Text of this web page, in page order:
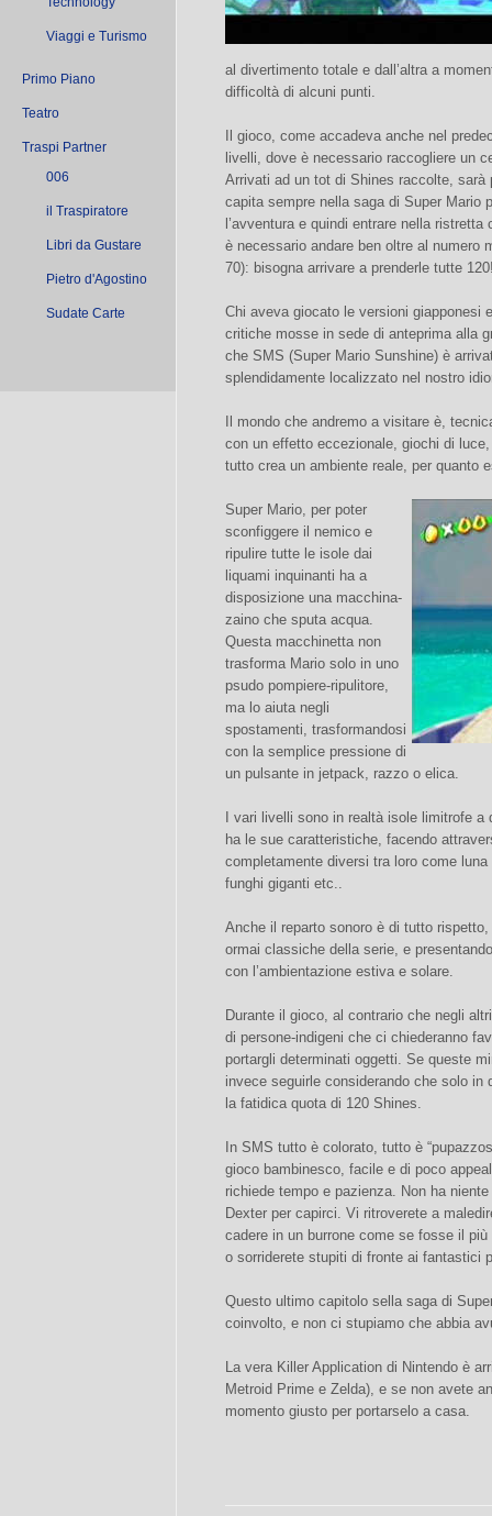
Viaggi e Turismo
Primo Piano
Teatro
Traspi Partner
006
il Traspiratore
Libri da Gustare
Pietro d'Agostino
Sudate Carte
al divertimento totale e dall’altra a
difficoltà di alcuni punti.
Il gioco, come accadeva anche nel
livelli, dove è necessario raccogliere un
Arrivati ad un tot di Shines raccolte,
capita sempre nella saga di Super Mario
l’avventura e quindi entrare nella
è necessario andare ben oltre al numero
70): bisogna arrivare a prenderle tutte
Chi aveva giocato le versioni giapponesi
critiche mosse in sede di anteprima alla
che SMS (Super Mario Sunshine) è
splendidamente localizzato nel nostro
Il mondo che andremo a visitare è,
con un effetto eccezionale, giochi di
tutto crea un ambiente reale, per quanto
Super Mario, per poter
sconfiggere il nemico e
ripulire tutte le isole dai
liquami inquinanti ha a
disposizione una macchina-
zaino che sputa acqua.
Questa macchinetta non
trasforma Mario solo in uno
psudo pompiere-ripulitore,
ma lo aiuta negli
spostamenti, trasformandosi
con la semplice pressione di
un pulsante in jetpack, razzo o elica.
I vari livelli sono in realtà isole limitrofe
ha le sue caratteristiche, facendo
completamente diversi tra loro come
funghi giganti etc..
Anche il reparto sonoro è di tutto
ormai classiche della serie, e
con l’ambientazione estiva e solare.
Durante il gioco, al contrario che negli
di persone-indigeni che ci chiederanno
portargli determinati oggetti. Se queste
invece seguirle considerando che solo in
la fatidica quota di 120 Shines.
In SMS tutto è colorato, tutto è
gioco bambinesco, facile e di poco
richiede tempo e pazienza. Non ha
Dexter per capirci. Vi ritroverete a
cadere in un burrone come se fosse il
o sorriderete stupiti di fronte ai fantastici
Questo ultimo capitolo sella saga di
coinvolto, e non ci stupiamo che abbia
La vera Killer Application di Nintendo è
Metroid Prime e Zelda), e se non avete
momento giusto per portarselo a casa.